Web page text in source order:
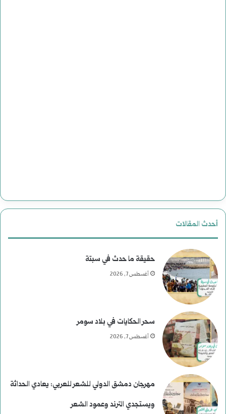
أحدث المقالات
حقيقة ما حدث في سبتة
أغسطس 7, 2026
سحر الحكايات في بلاد سومر
أغسطس 7, 2026
مهرجان دمشق الدولي للشعر للعربي: يعادي الحداثة
ويستجدي الترند وعمود الشعر